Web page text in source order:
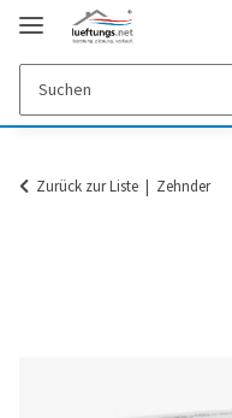
Zurück zur Liste Zehnder